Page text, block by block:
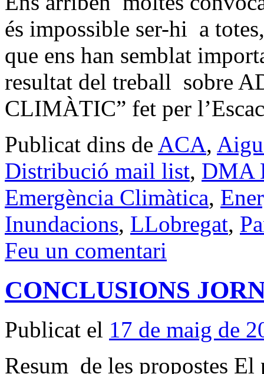
és impossible ser-hi a
que ens han semblat
resultat del treball sobre
CLIMÀTIC” fet per
Publicat dins de ACA,
Distribució mail list, DMA
Emergència Climàtica,
Inundacions, LLobregat,
Feu un comentari
CONCLUSIONS
Publicat el 17 de maig de
Resum de les propostes El